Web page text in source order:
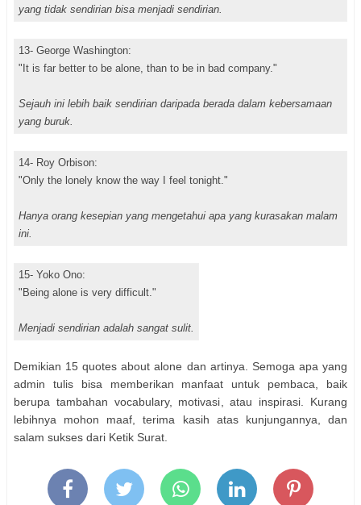
yang tidak sendirian bisa menjadi sendirian.
13- George Washington:
"It is far better to be alone, than to be in bad company."
Sejauh ini lebih baik sendirian daripada berada dalam kebersamaan
yang buruk.
14- Roy Orbison:
"Only the lonely know the way I feel tonight."
Hanya orang kesepian yang mengetahui apa yang kurasakan malam
ini.
15- Yoko Ono:
"Being alone is very difficult."
Menjadi sendirian adalah sangat sulit.
Demikian 15 quotes about alone dan artinya. Semoga apa yang
admin tulis bisa memberikan manfaat untuk pembaca, baik
berupa tambahan vocabulary, motivasi, atau inspirasi. Kurang
lebihnya mohon maaf, terima kasih atas kunjungannya, dan
salam sukses dari Ketik Surat.